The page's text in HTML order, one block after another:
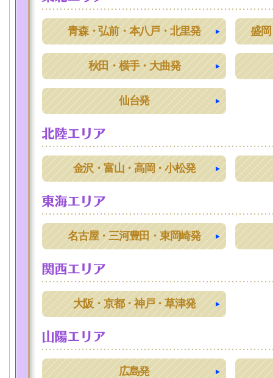
青森・弘前・本八戸・北里発 盛
秋田・横手・大曲発
仙台発
金沢・富山・高岡・小松発
名古屋・三河豊田・東岡崎発
大阪・京都・神戸・草津発
広島発